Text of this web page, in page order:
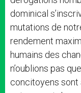
dominical
mutations de
rendement
humains des
n’oublions pas
concitoyens sont